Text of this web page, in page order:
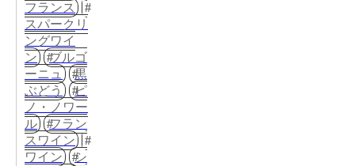
フランス
スパークリ
ングワイ
ン
ブルゴ
ーニュ
黒
ぶどう
ピ
ノ・ノワー
ル
フラン
スワイン
ワイン
シ